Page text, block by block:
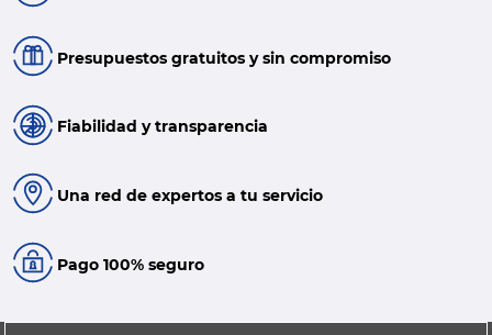
Presupuestos gratuitos y sin compromiso
Fiabilidad y transparencia
Una red de expertos a tu servicio
Pago 100% seguro